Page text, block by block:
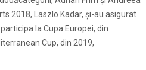
2018, Laszlo Kadar, și-au asigurat
la Cupa Europei, din
Cup, din 2019,